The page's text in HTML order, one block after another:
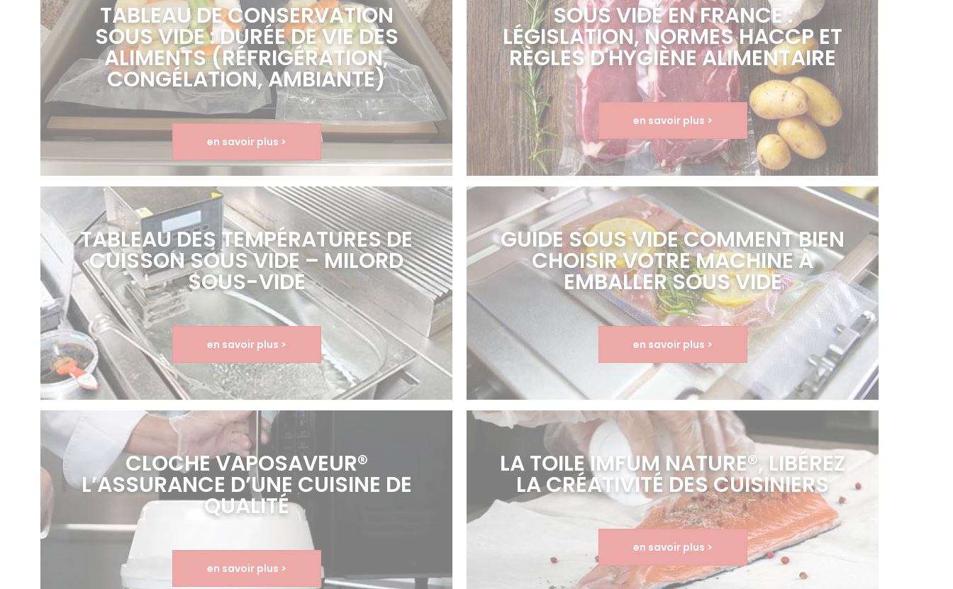
TABLEAU DE CONSERVATION
SOUS VIDE : DURÉE DE VIE DES
ALIMENTS (RÉFRIGÉRATION,
CONGÉLATION, AMBIANTE)
en savoir plus >
SOUS VIDE EN FRANCE :
LÉGISLATION, NORMES HACCP ET
RÈGLES D'HYGIÈNE ALIMENTAIRE
en savoir plus >
TABLEAU DES TEMPÉRATURES DE
CUISSON SOUS VIDE – MILORD
SOUS-VIDE
en savoir plus >
GUIDE SOUS VIDE COMMENT BIEN
CHOISIR VOTRE MACHINE À
EMBALLER SOUS VIDE
en savoir plus >
CLOCHE VAPOSAVEUR®
L’ASSURANCE D’UNE CUISINE DE
QUALITÉ
en savoir plus >
LA TOILE IMFUM NATURE®, LIBÉREZ
LA CRÉATIVITÉ DES CUISINIERS
en savoir plus >